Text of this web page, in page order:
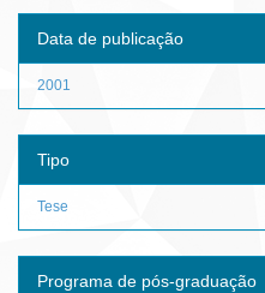
Data de publicação
2001
Tipo
Tese
Programa de pós-graduação